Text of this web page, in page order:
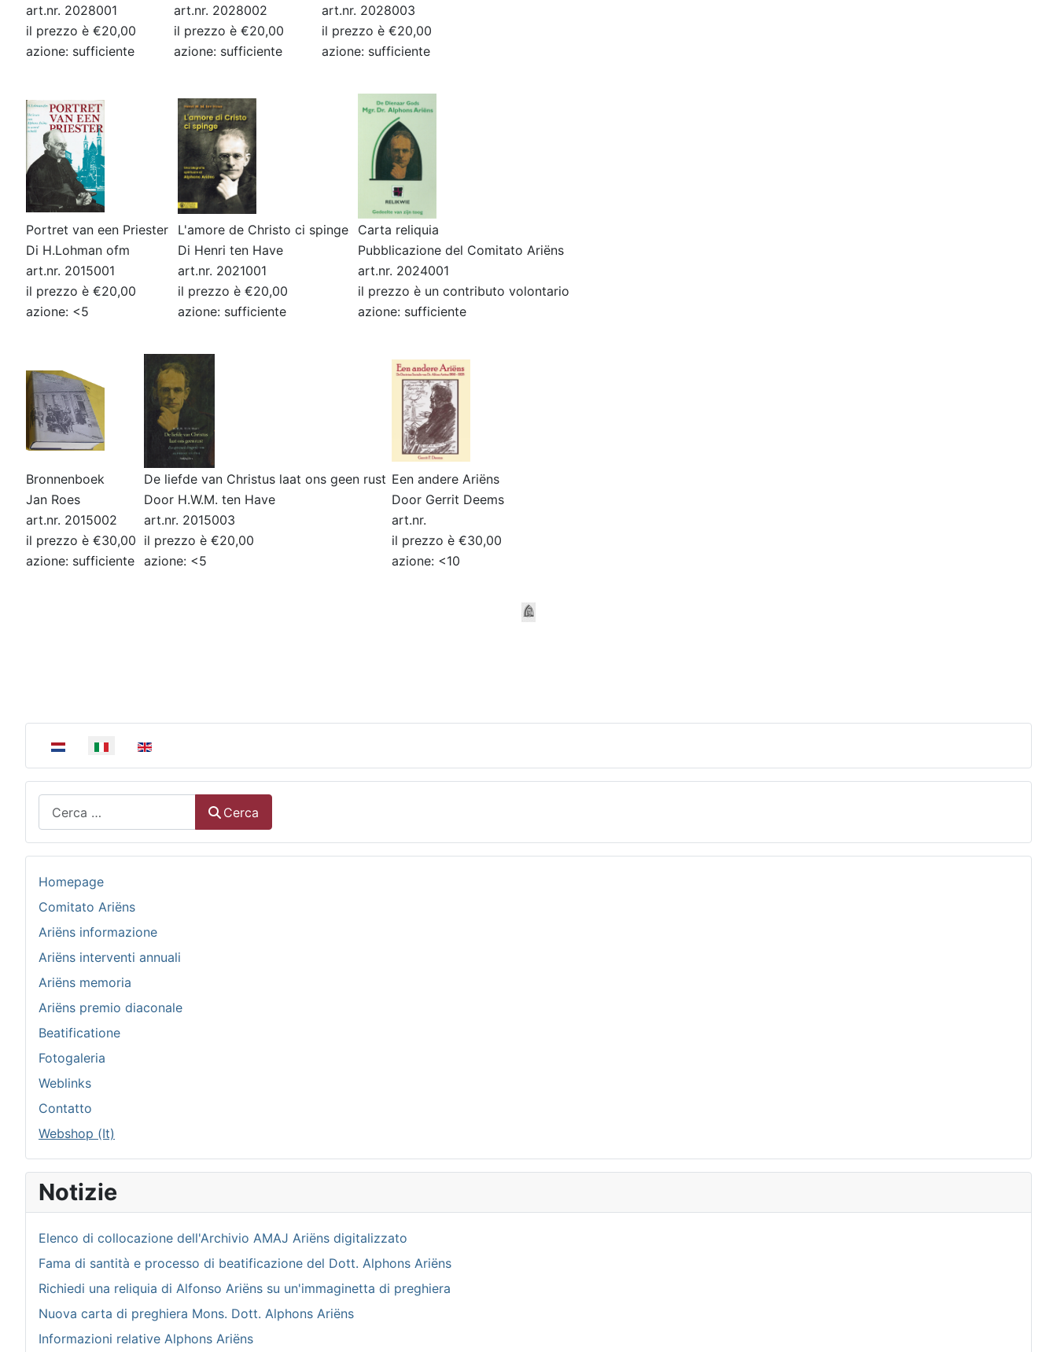
Seleziona la tua lingua
Cerca
Homepage
Comitato Ariëns
Ariëns informazione
Ariëns interventi annuali
Ariëns memoria
Ariëns premio diaconale
Beatificatione
Fotogaleria
Weblinks
Contatto
Webshop (It)
Notizie
Elenco di collocazione dell'Archivio AMAJ Ariëns digitalizzato
Fama di santità e processo di beatificazione del Dott. Alphons Ariëns
Richiedi una reliquia di Alfonso Ariëns su un'immaginetta di preghiera
Nuova carta di preghiera Mons. Dott. Alphons Ariëns
Informazioni relative Alphons Ariëns
art.nr. 2028001
art.nr. 2028002
art.nr. 2028003
il prezzo è €20,00
il prezzo è €20,00
il prezzo è €20,00
azione: sufficiente
azione: sufficiente azione: sufficiente
Portret van een Priester L'amore de Christo ci spinge
Carta reliquia
Di H.Lohman ofm
Di Henri ten Have
Pubblicazione del Comitato Ariëns
art.nr. 2015001
art.nr. 2021001
art.nr. 2024001
il prezzo è €20,00
il prezzo è €20,00
il prezzo è un contributo volontario
azione: <5
azione: sufficiente azione: sufficiente
Bronnenboek De liefde van Christus laat ons geen rust Een andere Ariëns
Jan Roes
Door H.W.M. ten Have
Door Gerrit Deems
art.nr. 2015002
art.nr. 2015003
art.nr.
il prezzo è €30,00 il prezzo è €20,00
il prezzo è €30,00
azione: sufficiente azione: <5 azione: <10